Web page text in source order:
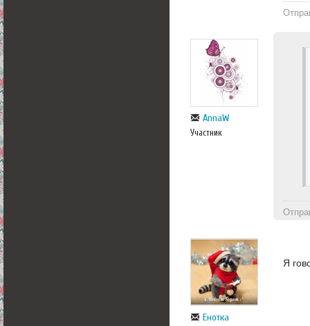
AnnaW
Участник
Енотка
Я